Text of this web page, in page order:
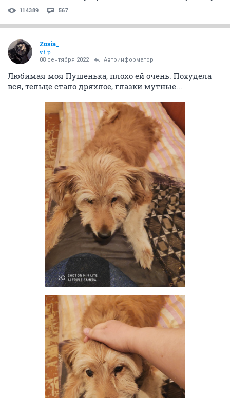
114389 567
Zosia_
v.i.p.
08 сентября 2022 Автоинформатор
Любимая моя Пушенька, плохо ей очень. Похудела
вся, тельце стало дряхлое, глазки мутные...